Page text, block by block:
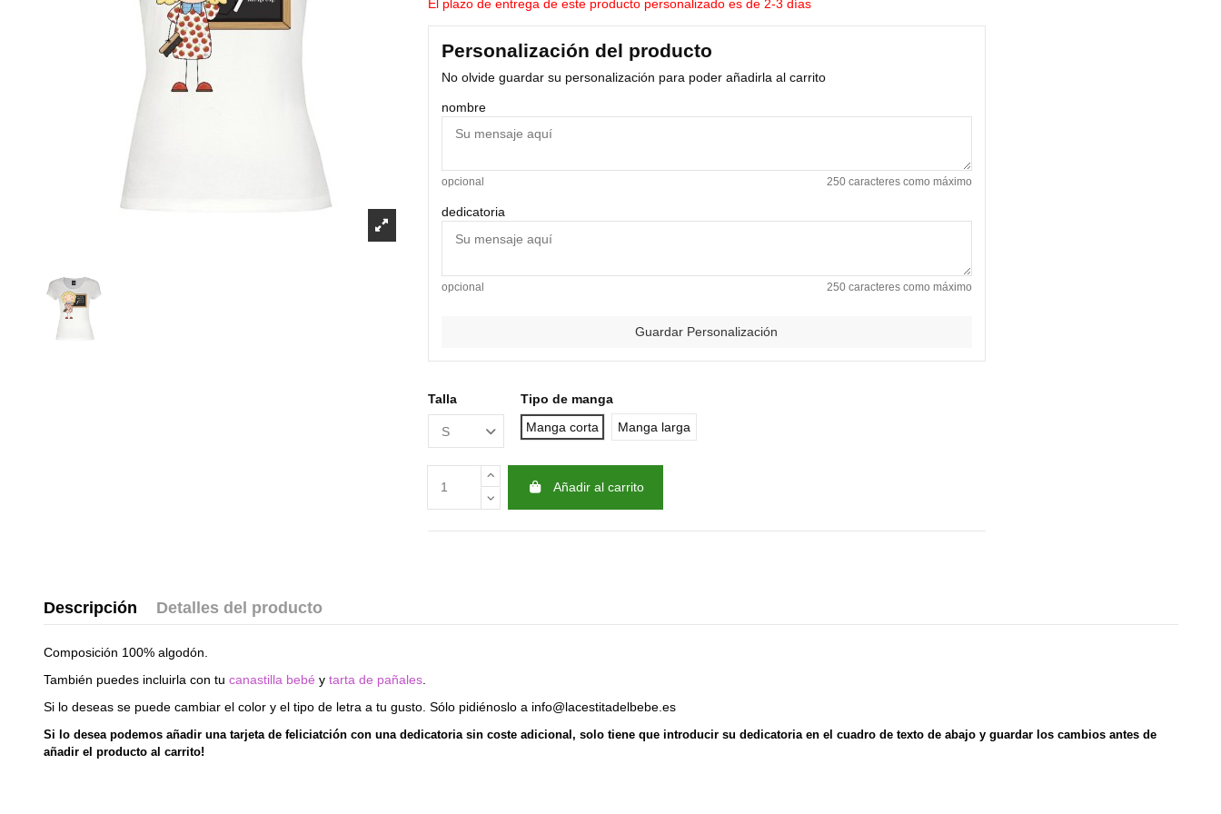
El plazo de entrega de este producto personalizado es de 2-3 días
Personalización del producto
No olvide guardar su personalización para poder añadirla al carrito
nombre
opcional 250 caracteres como máximo
dedicatoria
opcional 250 caracteres como máximo
Guardar Personalización
Talla
Tipo de manga
Manga corta
Manga larga
Añadir al carrito
Descripción Detalles del producto
Composición 100% algodón.
También puedes incluirla con tu canastilla bebé y tarta de pañales.
Si lo deseas se puede cambiar el color y el tipo de letra a tu gusto. Sólo pidiénoslo a info@lacestitadelbebe.es
Si lo desea podemos añadir una tarjeta de feliciatción con una dedicatoria sin coste adicional, solo tiene que introducir su dedicatoria en el cuadro de texto de abajo y guardar los cambios antes de
añadir el producto al carrito!